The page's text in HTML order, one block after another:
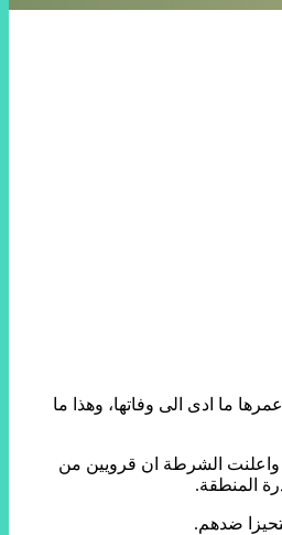
ما ادى الى وفاتها، وهذا ما
واعلنت الشرطة ان قرويين من
المنطقة.
ضدهم.